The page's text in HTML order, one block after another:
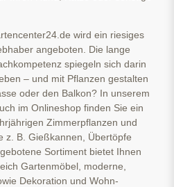
wird ein riesiges
angeboten. Die lange
spiegeln sich darin
– und mit Pflanzen gestalten
oder den Balkon? In unserem
im Onlineshop finden Sie ein
Zimmerpflanzen und
z. B. Gießkannen, Übertöpfe
Sortiment bietet Ihnen
Gartenmöbel, moderne,
Dekoration und Wohn-